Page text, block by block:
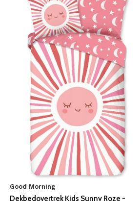
Good Morning
Dekbedovertrek Kids Sunny Roze -